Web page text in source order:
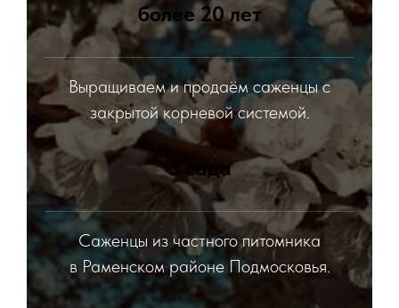
более 20 лет
Выращиваем и продаём саженцы с
закрытой корневой системой.
3 сада
Саженцы из частного питомника
в Раменском районе Подмосковья.